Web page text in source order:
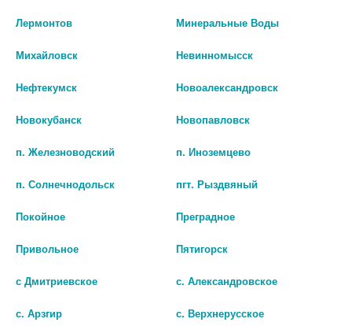
МЕТФОРМИН-КАНОН 500МГ.
КАНОНФАРМА/
105 руб.
В КОРЗИНУ
ИНСУДАЙВ СЛИМ 0,0024/ДОЗА
+ИГЛА N4
В КОРЗИНУ
Лермонтов Минеральные Воды
Михайловск Невинномысск
Нефтекумск Новоалександровск
Новокубанск Новопавловск
п. Железноводский п. Иноземцево
п. Солнечнодольск пгт. Рыздвяный
Покойное Преградное
Привольное Пятигорск
с Дмитриевское с. Александровское
с. Арзгир с. Верхнерусское